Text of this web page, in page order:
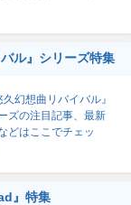
ル』シリーズ特集
久幻想曲リバイバル』
ズの注目記事、最新
どはここでチェッ
』特集